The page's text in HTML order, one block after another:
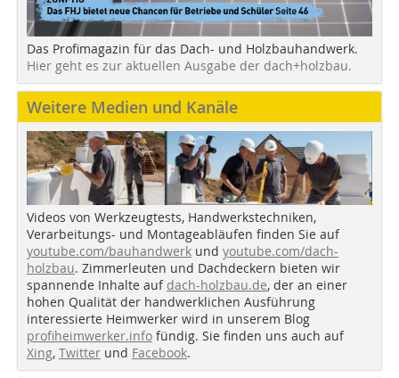
Das Profimagazin für das Dach- und Holzbauhandwerk.
Hier geht es zur aktuellen Ausgabe der dach+holzbau.
Weitere Medien und Kanäle
Videos von Werkzeugtests, Handwerkstechniken,
Verarbeitungs- und Montageabläufen finden Sie auf
youtube.com/bauhandwerk und youtube.com/dach-
holzbau. Zimmerleuten und Dachdeckern bieten wir
spannende Inhalte auf dach-holzbau.de, der an einer
hohen Qualität der handwerklichen Ausführung
interessierte Heimwerker wird in unserem Blog
profiheimwerker.info fündig. Sie finden uns auch auf
Xing, Twitter und Facebook.